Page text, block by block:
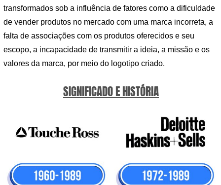
transformados sob a influência de fatores como a dificuldade
de vender produtos no mercado com uma marca incorreta, a
falta de associações com os produtos oferecidos e seu
escopo, a incapacidade de transmitir a ideia, a missão e os
valores da marca, por meio do logotipo criado.
SIGNIFICADO E HISTÓRIA